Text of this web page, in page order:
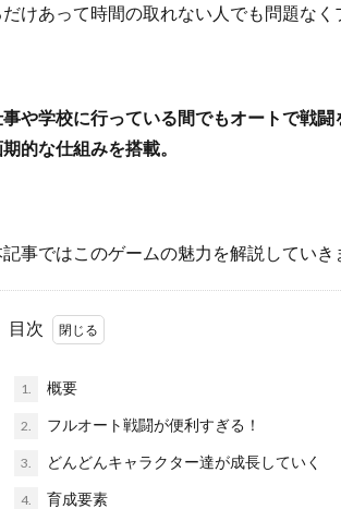
だけあって時間の取れない人でも問題な
や学校に行っている間でもオートで戦
的な仕組みを搭載。
事ではこのゲームの魅力を解説していき
目次
1. 概要
2. フルオート戦闘が便利すぎる！
3. どんどんキャラクター達が成長していく
4. 育成要素